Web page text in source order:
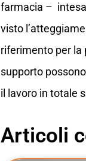
farmacia –
visto
riferimento per la
supporto
il lavoro in totale
Articoli